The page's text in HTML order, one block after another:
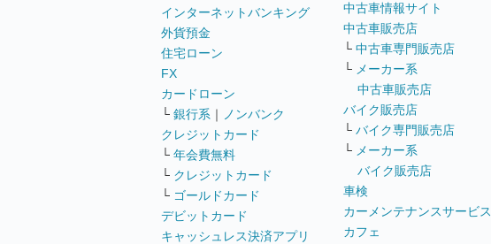
インターネットバンキング
外貨預金
住宅ローン
FX
カードローン
└ 銀行系 ｜
ノンバンク
クレジットカード
└ 年会費無料
└ クレジットカード
└ ゴールドカード
デビットカード
キャッシュレス決済アプリ
中古車情報サイト
中古車販売店
└ 中古車専門販売店
└ メーカー系
中古車販売店
バイク販売店
└ バイク専門販売店
└ メーカー系
バイク販売店
車検
カーメンテナンスサービス
カフェ